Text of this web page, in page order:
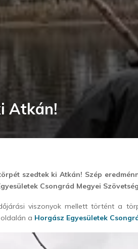
Atkán!
szedtek ki Atkán! Szép
Csongrád Megyei
viszonyok mellett történt a
a Horgász Egyesületek